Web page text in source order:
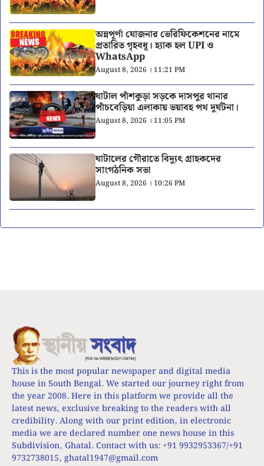
অন্নপূর্ণা যোজনার ভেরিফিকেশনের নামে
প্রতারিত গৃহবধূ। হ্যাক হল UPI ও
WhatsApp
August 8, 2026 । 11:21 PM
ঘাটাল পাঁশকুড়া সড়কে দাসপুর থানার
পাঁচবেড়িয়া এলাকায় ভয়াবহ পথ দুর্ঘটনা।
August 8, 2026 । 11:05 PM
ঘাটালের গৌরাতে বিদ্যুৎ গ্রাহকদের
সাংগঠনিক সভা
August 8, 2026 । 10:26 PM
This is the most popular newspaper and digital media
house in South Bengal. We started our journey right from
the year 2008. Here in this platform we provide all the
latest news, exclusive breaking to the readers with all
credibility. Along with our print edition, in electronic
media we are declared number one news house in this
Subdivision, Ghatal. Contact with us: +91 9932953367/+91
9732738015, ghatal1947@gmail.com